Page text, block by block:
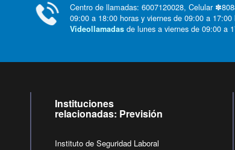
Centro de llamadas: 6007120028, Celular
09:00 a 18:00 horas y viernes de 09:00 a 17:00
Videollamadas de lunes a viernes de 09:00 a
Instituciones
relacionadas: Previsión
Instituto de Seguridad Laboral